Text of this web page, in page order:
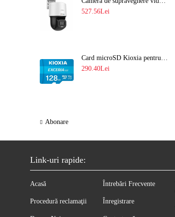
527.56Lei
Card microSD Kioxia pentru CCTV cu capacitate memorie 128GB Ultra HD 4K LMEX2L128GG2
290.40Lei
Abonare
Link-uri rapide:
Acasă
Procedură reclamaţii
Întrebări Frecvente
Înregistrare